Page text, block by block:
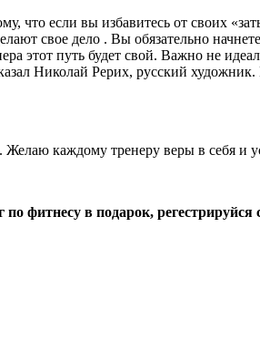
что если вы избавитесь от своих
свое дело . Вы обязательно
этот путь будет свой. Важно не
Николай Рерих, русский художник.
каждому тренеру веры в себя и
фитнесу в подарок, регестрируйся